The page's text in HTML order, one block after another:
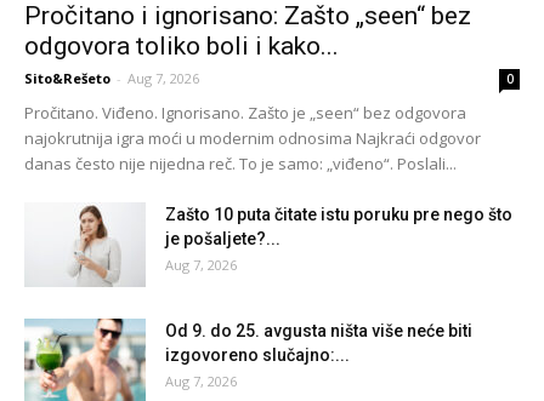
Pročitano i ignorisano: Zašto „seen“ bez
odgovora toliko boli i kako...
Sito&Rešeto - Aug 7, 2026 0
Pročitano. Viđeno. Ignorisano. Zašto je „seen“ bez odgovora
najokrutnija igra moći u modernim odnosima Najkraći odgovor
danas često nije nijedna reč. To je samo: „viđeno“. Poslali...
Zašto 10 puta čitate istu poruku pre nego što
je pošaljete?...
Aug 7, 2026
Od 9. do 25. avgusta ništa više neće biti
izgovoreno slučajno:...
Aug 7, 2026